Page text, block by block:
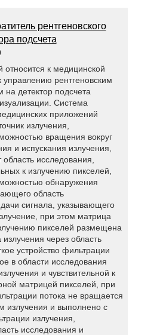
рентгеновского
подсчета
относится к медицинской
управлению рентгеновским
детектор подсчета
Система
приложений
излучения,
вращения вокруг
и испускания излучения,
исследования,
к излучению пикселей,
обнаружения
область
сигнала, указывающего
при этом матрица
пикселей размещена
излучения через область
устройство фильтрации
в области исследования
и чувствительной к
матрицей пикселей, при
потока не вращается
излучения и выполнено с
излучения,
исследования и